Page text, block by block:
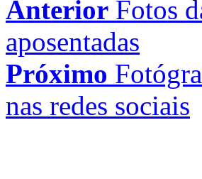
Anterior Fotos
aposentadas
Próximo
nas redes sociais